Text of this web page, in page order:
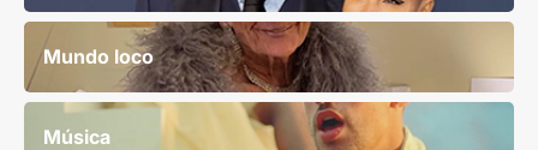
Mundo loco
Música